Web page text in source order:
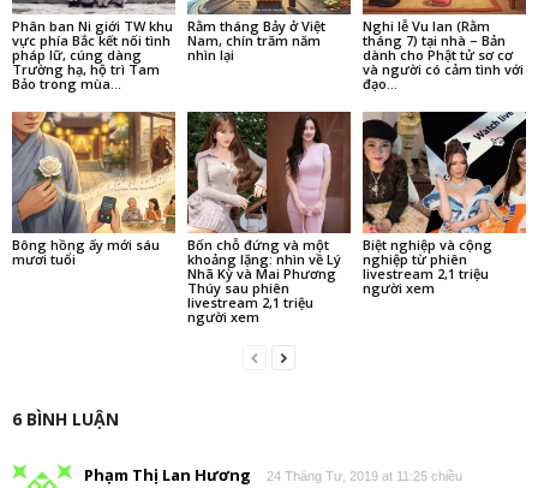
Phân ban Ni giới TW khu
vực phía Bắc kết nối tình
pháp lữ, cúng dàng
Trường hạ, hộ trì Tam
Bảo trong mùa...
Rằm tháng Bảy ở Việt
Nam, chín trăm năm
nhìn lại
Nghi lễ Vu lan (Rằm
tháng 7) tại nhà – Bản
dành cho Phật tử sơ cơ
và người có cảm tình với
đạo...
Bông hồng ấy mới sáu
mươi tuổi
Bốn chỗ đứng và một
khoảng lặng: nhìn về Lý
Nhã Kỳ và Mai Phương
Thúy sau phiên
livestream 2,1 triệu
người xem
Biệt nghiệp và cộng
nghiệp từ phiên
livestream 2,1 triệu
người xem
6 BÌNH LUẬN
Phạm Thị Lan Hương 24 Tháng Tư, 2019 at 11:25 chiều